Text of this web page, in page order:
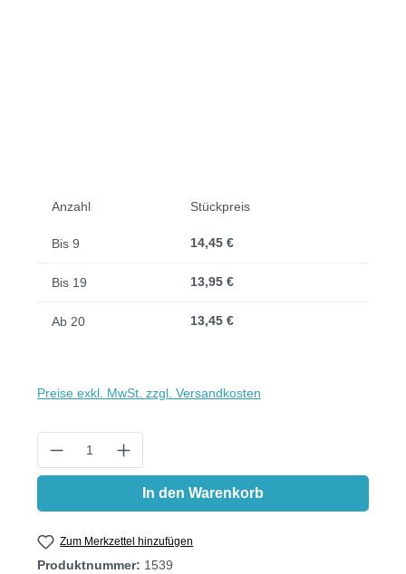
Anzahl Stückpreis
Bis 9 14,45 €
Bis 19 13,95 €
Ab 20 13,45 €
Preise exkl. MwSt. zzgl. Versandkosten
Produkt Anzahl: Gib den gewünschten
In den Warenkorb
Zum Merkzettel hinzufügen
Produktnummer: 1539